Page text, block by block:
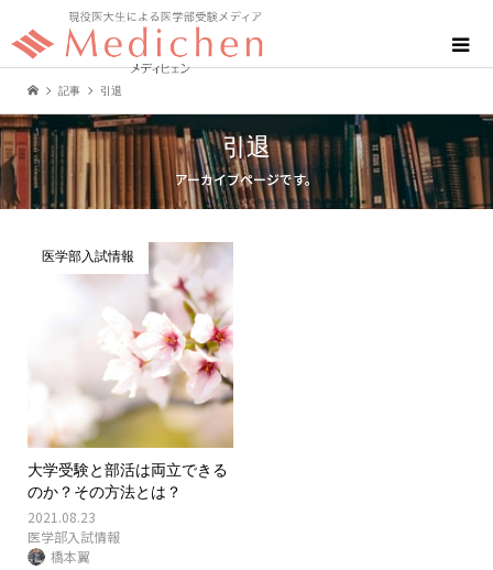
記事 引退
引退
アーカイブページです。
医学部入試情報
大学受験と部活は両立できる
のか？その方法とは？
2021.08.23
医学部入試情報
橋本翼